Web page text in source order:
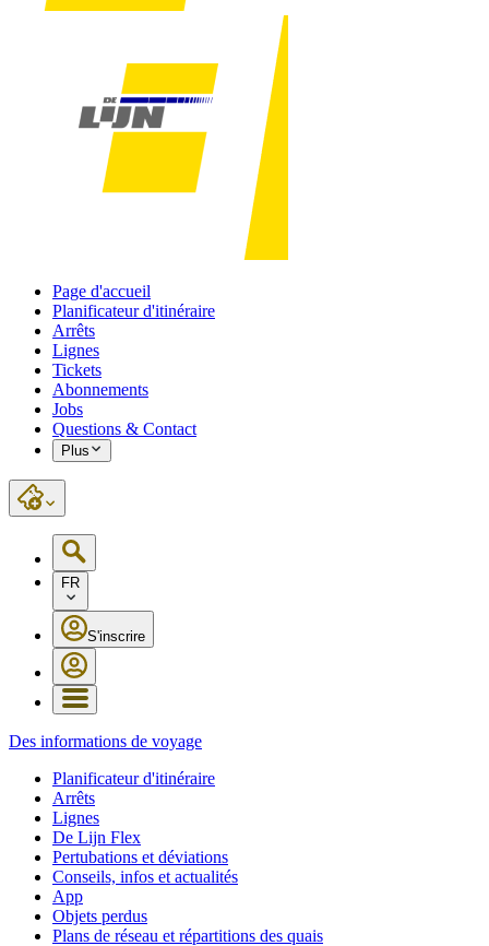
Page d'accueil
Planificateur d'itinéraire
Arrêts
Lignes
Tickets
Abonnements
Jobs
Questions & Contact
Plus
FR
S'inscrire
Des informations de voyage
Planificateur d'itinéraire
Arrêts
Lignes
De Lijn Flex
Pertubations et déviations
Conseils, infos et actualités
App
Objets perdus
Plans de réseau et répartitions des quais